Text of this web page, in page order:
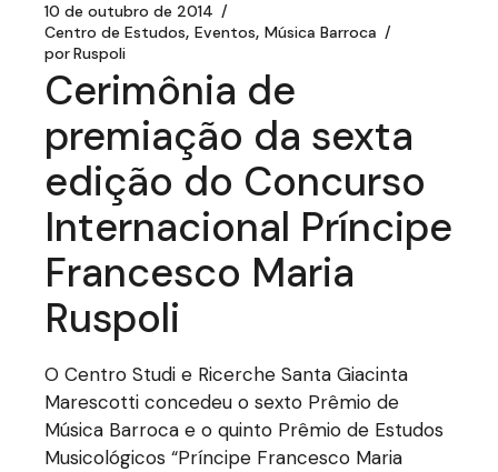
10 de outubro de 2014
Centro de Estudos Eventos Música Barroca
porRuspoli
Cerimônia de
premiação da sexta
edição do Concurso
Internacional Príncipe
Francesco Maria
Ruspoli
O Centro Studi e Ricerche Santa Giacinta
Marescotti concedeu o sexto Prêmio de
Música Barroca e o quinto Prêmio de Estudos
Musicológicos “Príncipe Francesco Maria